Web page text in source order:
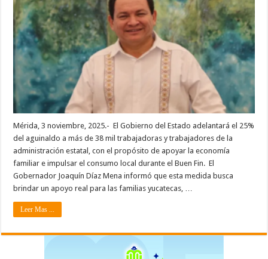
Mérida, 3 noviembre, 2025.- El Gobierno del Estado adelantará el 25%
del aguinaldo a más de 38 mil trabajadoras y trabajadores de la
administración estatal, con el propósito de apoyar la economía
familiar e impulsar el consumo local durante el Buen Fin. El
Gobernador Joaquín Díaz Mena informó que esta medida busca
brindar un apoyo real para las familias yucatecas, …
Leer Mas ...